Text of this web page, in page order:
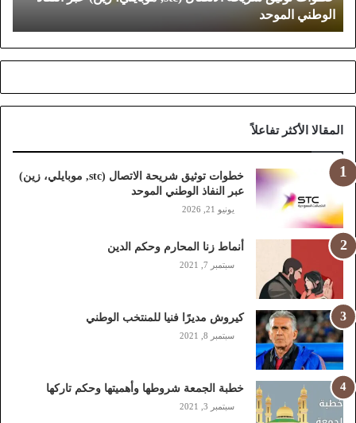
ش
ر
ل
ا
ت
ص
ل
(
s
,
م
و
ب
ا
ي
ل
ي
الوطني الموحد
المقالا الأكثر تفاعلاً
خطوات توثيق شريحة الاتصال (stc, موبايلي، زين)
عبر النفاذ الوطني الموحد
يونيو 21, 2026
أنماط زنا المحارم وحكم الدين
سبتمبر 7, 2021
كيروش مديرًا فنيا للمنتخب الوطني
سبتمبر 8, 2021
خطبة الجمعة شروطها وأهميتها وحكم تاركها
سبتمبر 3, 2021